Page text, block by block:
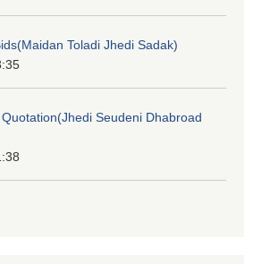
Toladi Jhedi Sadak)
Seudeni Dhabroad